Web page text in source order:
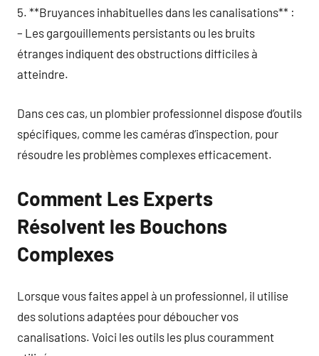
5. **Bruyances inhabituelles dans les canalisations** :
– Les gargouillements persistants ou les bruits
étranges indiquent des obstructions difficiles à
atteindre.
Dans ces cas, un plombier professionnel dispose d’outils
spécifiques, comme les caméras d’inspection, pour
résoudre les problèmes complexes efficacement.
Comment Les Experts
Résolvent les Bouchons
Complexes
Lorsque vous faites appel à un professionnel, il utilise
des solutions adaptées pour déboucher vos
canalisations. Voici les outils les plus couramment